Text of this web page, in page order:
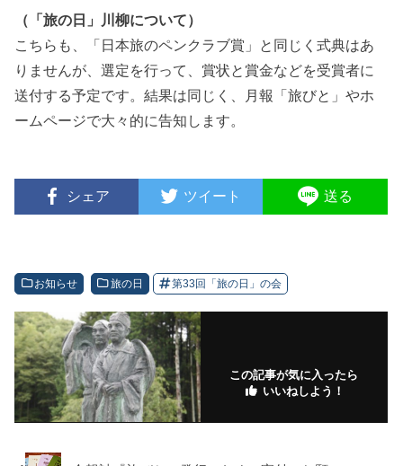
（「旅の日」川柳について）
こちらも、「日本旅のペンクラブ賞」と同じく式典はあ
りませんが、選定を行って、賞状と賞金などを受賞者に
送付する予定です。結果は同じく、月報「旅びと」やホ
ームページで大々的に告知します。
シェア ツイート 送る
お知らせ 旅の日 第33回「旅の日」の会
この記事が気に入ったら
いいねしよう！